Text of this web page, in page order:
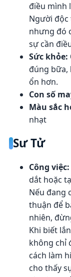
điều mình
Người độc
nhưng đó
sự cần
Sức khỏe:
đúng bữa,
ổn hơn.
Con số
Màu sắc
nhạt
Sư Tử
Công việc:
dắt hoặc
Nếu đang
thuận để
nhiên,
Khi biết
không chỉ
cách làm
cho thấy